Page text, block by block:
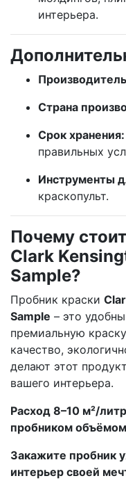
интерьера.
Страна
Срок хранения:
правильных
Инструменты
краскопульт.
Почему
Clark
Sample?
Пробник краски
Sample – это
премиальную
качество,
делают этот
вашего интерьера.
Расход 8–10 м²/
пробником
Закажите пробник
интерьер своей